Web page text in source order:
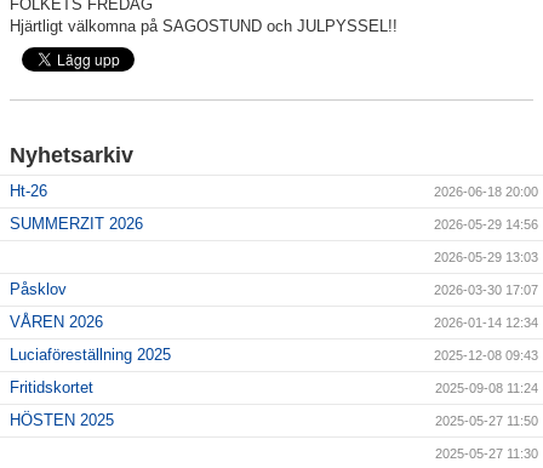
Showcase
Media
Dansbutik
Folkets Fredag/Lördag
Vanliga frågor
Blogg
FOLKETS FREDAG
Hjärtligt välkomna på SAGOSTUND och JULPYSSEL!!
Nyhetsarkiv
Ht-26 2026-06-18 20:00
SUMMERZIT 2026 2026-05-29 14:56
2026-05-29 13:03
Påsklov 2026-03-30 17:07
VÅREN 2026 2026-01-14 12:34
Luciaföreställning 2025 2025-12-08 09:43
Fritidskortet 2025-09-08 11:24
HÖSTEN 2025 2025-05-27 11:50
2025-05-27 11:30